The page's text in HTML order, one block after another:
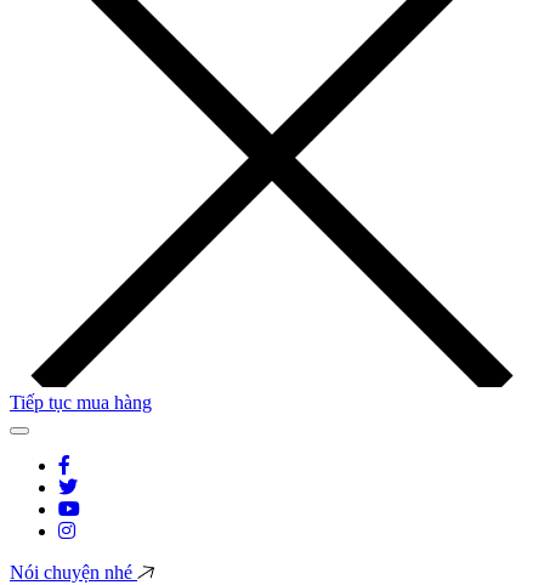
Tiếp tục mua hàng
Nói chuyện nhé